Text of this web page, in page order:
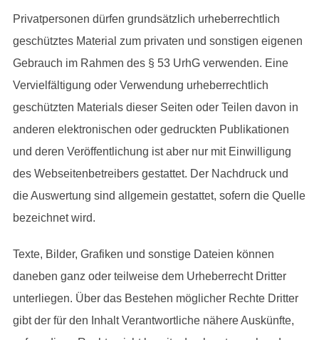
Privatpersonen dürfen grundsätzlich urheberrechtlich
geschütztes Material zum privaten und sonstigen eigenen
Gebrauch im Rahmen des § 53 UrhG verwenden. Eine
Vervielfältigung oder Verwendung urheberrechtlich
geschützten Materials dieser Seiten oder Teilen davon in
anderen elektronischen oder gedruckten Publikationen
und deren Veröffentlichung ist aber nur mit Einwilligung
des Webseitenbetreibers gestattet. Der Nachdruck und
die Auswertung sind allgemein gestattet, sofern die Quelle
bezeichnet wird.
Texte, Bilder, Grafiken und sonstige Dateien können
daneben ganz oder teilweise dem Urheberrecht Dritter
unterliegen. Über das Bestehen möglicher Rechte Dritter
gibt der für den Inhalt Verantwortliche nähere Auskünfte,